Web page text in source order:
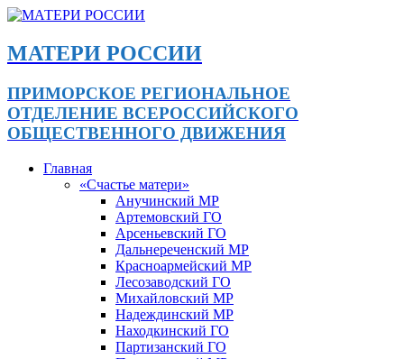
МАТЕРИ РОССИИ
ПРИМОРСКОЕ РЕГИОНАЛЬНОЕ
ОТДЕЛЕНИЕ ВСЕРОССИЙСКОГО
ОБЩЕСТВЕННОГО ДВИЖЕНИЯ
Главная
«Счастье матери»
Анучинский МР
Артемовский ГО
Арсеньевский ГО
Дальнереченский МР
Красноармейский МР
Лесозаводский ГО
Михайловский МР
Надеждинский МР
Находкинский ГО
Партизанский ГО